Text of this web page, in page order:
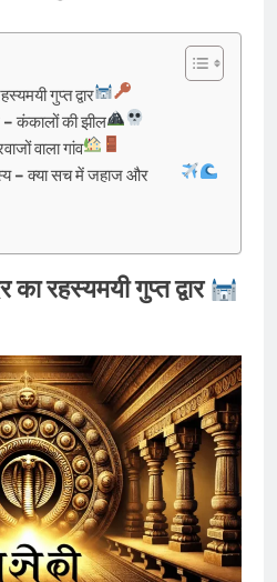
गुप्त द्वार
कंकालों की झील
वाला गांव
– क्या सच में जहाज और
का रहस्यमयी गुप्त द्वार